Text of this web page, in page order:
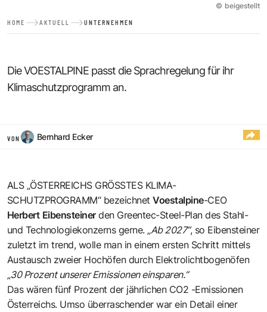
© beigestellt
HOME AKTUELL UNTERNEHMEN
Die VOESTALPINE passt die Sprachregelung für ihr
Klimaschutzprogramm an.
VON Bernhard Ecker
ALS „ÖSTERREICHS GRÖSSTES KLIMA-
SCHUTZPROGRAMM“ bezeichnetVoestalpine-CEO
Herbert Eibensteiner den Greentec-Steel-Plan des Stahl-
und Technologiekonzerns gerne. „Ab 2027“, so Eibensteiner
zuletzt im trend, wolle man in einem ersten Schritt mittels
Austausch zweier Hochöfen durch Elektrolichtbogenöfen
„30 Prozent unserer Emissionen einsparen.“
Das wären fünf Prozent der jährlichen CO2 -Emissionen
Österreichs. Umso überraschender war ein Detail einer